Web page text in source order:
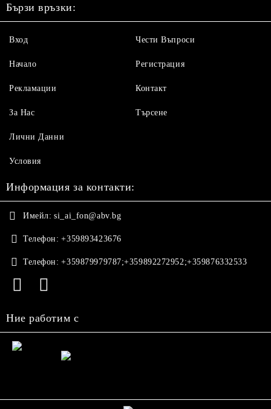
Бързи връзки:
Вход
Начало
Рекламации
За Нас
Чести Въпроси
Регистрация
Контакт
Търсене
Лични Данни
Условия
Информация за контакти:
Имейл: si_ai_fon@abv.bg
Телефон: +359893423676
Телефон: +359879979787;+359892272952;+359876332533
Ние работим с